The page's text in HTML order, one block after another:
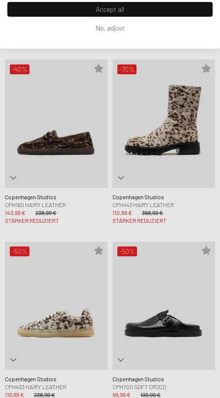
Copenhagen Studios
223,99 €
-40%
Copenhagen Studios
CPH160 HAIRY LEATHER
143,99 €
238,99 €
STÄRKER REDUZIERT
-70%
Copenhagen Studios
CPH443 HAIRY LEATHER
110,99 €
368,99 €
STÄRKER REDUZIERT
-50%
Copenhagen Studios
CPH433 HAIRY LEATHER
119,99 €
238,99 €
-50%
Copenhagen Studios
CPH700 SOFT CROCO
99,99 €
199,99 €
Accept all
No, adjust